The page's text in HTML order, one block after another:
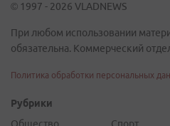
© 1997 - 2026 VLADNEWS
При любом использовании
обязательна. Коммерческий
Политика обработки персональных
Рубрики